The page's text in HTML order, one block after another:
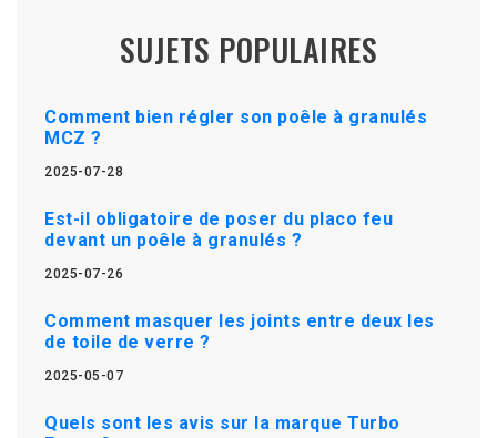
SUJETS POPULAIRES
Comment bien régler son poêle à granulés
MCZ ?
2025-07-28
Est-il obligatoire de poser du placo feu
devant un poêle à granulés ?
2025-07-26
Comment masquer les joints entre deux les
de toile de verre ?
2025-05-07
Quels sont les avis sur la marque Turbo